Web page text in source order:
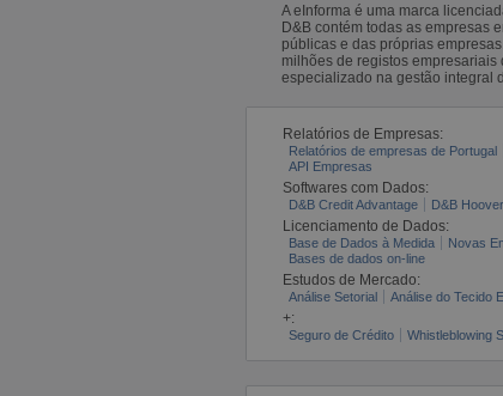
A eInforma é uma marca
D&B contém todas as empresas
públicas e das próprias
milhões de registos empresariais
especializado na gestão integral
Relatórios de Empresas:
Relatórios de empresas de Portugal
API Empresas
Softwares com Dados:
D&B Credit Advantage D&B
Licenciamento de Dados:
Base de Dados à Medida Novas
Bases de dados on-line
Estudos de Mercado:
Análise Setorial Análise do Tecido
+:
Seguro de Crédito Whistleblowing